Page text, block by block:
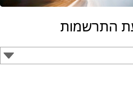
התרשמות